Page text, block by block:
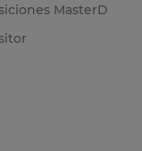
MasterD